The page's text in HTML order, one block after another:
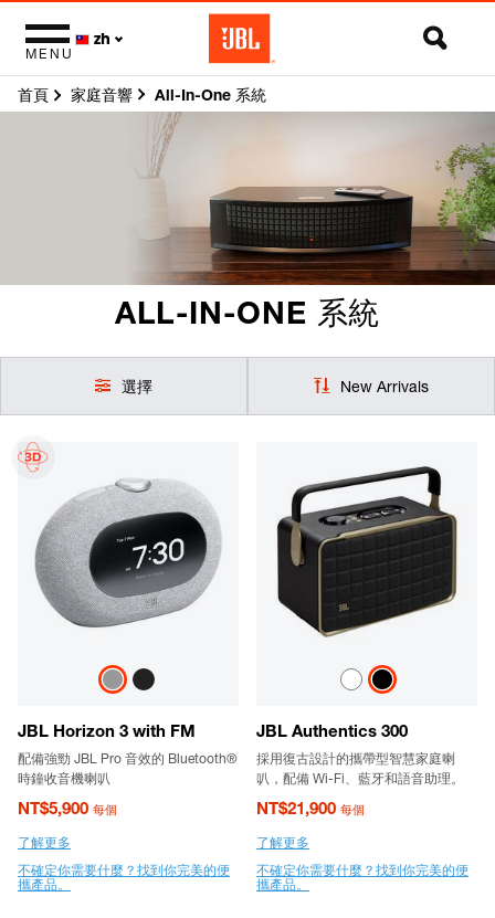
MENU
zh
ALL-IN-ONE 系統
首頁 家庭音響 All-In-One 系統
選擇 New Arrivals
JBL Horizon 3 with FM
配備強勁 JBL Pro 音效的 Bluetooth®
時鐘收音機喇叭
NT$5,900 每個
了解更多
不確定你需要什麼？找到你完美的便
攜產品。
JBL Authentics 300
採用復古設計的攜帶型智慧家庭喇
叭，配備 Wi-Fi、藍牙和語音助理。
NT$21,900 每個
了解更多
不確定你需要什麼？找到你完美的便
攜產品。